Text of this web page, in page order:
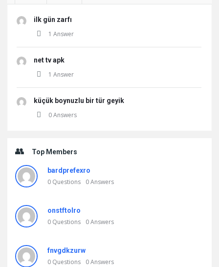
ilk gün zarfı
1 Answer
net tv apk
1 Answer
küçük boynuzlu bir tür geyik
0 Answers
Top Members
bardprefexro
0 Questions 0Answers
onstftolro
0 Questions 0Answers
fnvgdkzurw
0 Questions 0Answers